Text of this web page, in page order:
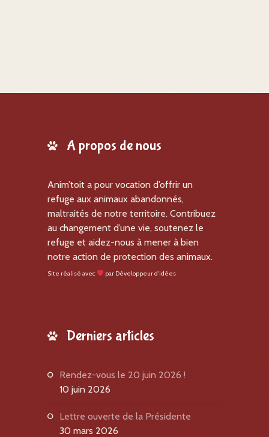
A propos de nous
Anim’toit a pour vocation d’offrir un
refuge aux animaux abandonnés,
maltraités de notre territoire. Contribuez
au changement d’une vie, soutenez le
refuge et aidez-nous à mener à bien
notre action de protection des animaux.
Site réalisé avec par Développeur d'idées
Derniers articles
Rendez-vous le 20 juin 2026 !
10 juin 2026
Lettre ouverte de la Présidente
30 mars 2026